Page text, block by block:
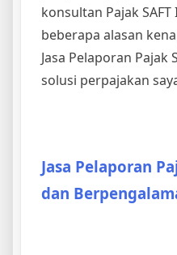
konsultan Pajak
beberapa alasan
Jasa Pelaporan Pajak
solusi perpajakan
Jasa Pelaporan
dan